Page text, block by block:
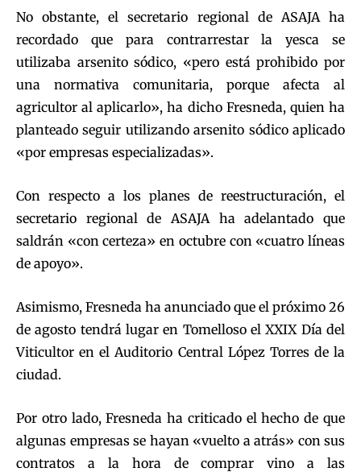
No obstante, el secretario regional de ASAJA ha
recordado que para contrarrestar la yesca se
utilizaba arsenito sódico, «pero está prohibido por
una normativa comunitaria, porque afecta al
agricultor al aplicarlo», ha dicho Fresneda, quien ha
planteado seguir utilizando arsenito sódico aplicado
«por empresas especializadas».
Con respecto a los planes de reestructuración, el
secretario regional de ASAJA ha adelantado que
saldrán «con certeza» en octubre con «cuatro líneas
de apoyo».
Asimismo, Fresneda ha anunciado que el próximo 26
de agosto tendrá lugar en Tomelloso el XXIX Día del
Viticultor en el Auditorio Central López Torres de la
ciudad.
Por otro lado, Fresneda ha criticado el hecho de que
algunas empresas se hayan «vuelto a atrás» con sus
contratos a la hora de comprar vino a las